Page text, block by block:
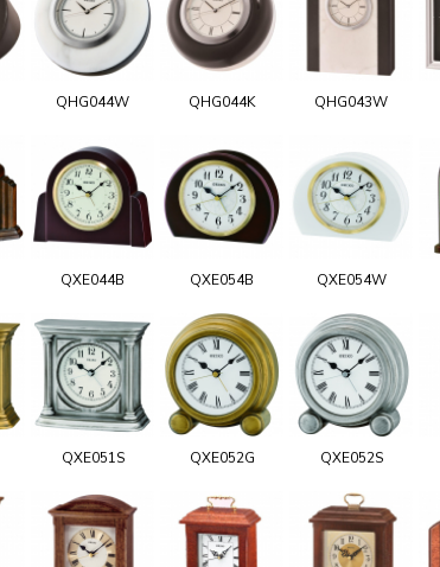
QHG044W QHG044K QHG043W
QXE044B QXE054B QXE054W
QXE051S QXE052G QXE052S